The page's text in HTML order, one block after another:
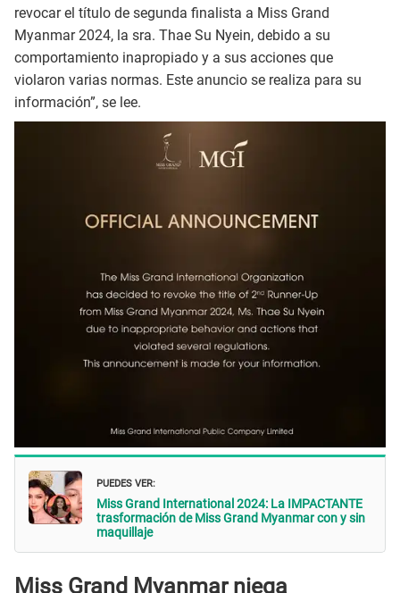
revocar el título de segunda finalista a Miss Grand
Myanmar 2024, la sra. Thae Su Nyein, debido a su
comportamiento inapropiado y a sus acciones que
violaron varias normas. Este anuncio se realiza para su
información”, se lee.
PUEDES VER:
Miss Grand International 2024: La IMPACTANTE
trasformación de Miss Grand Myanmar con y sin
maquillaje
Miss Grand Myanmar niega